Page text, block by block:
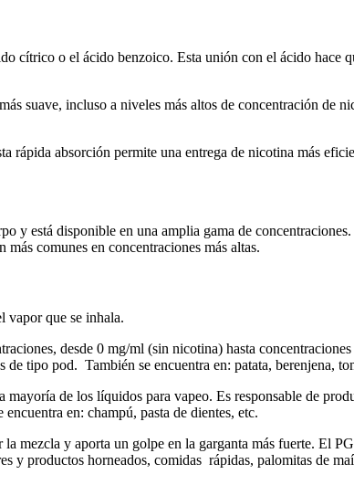
cítrico o el ácido benzoico. Esta unión con el ácido hace
suave, incluso a niveles más altos de concentración de
rápida absorción permite una entrega de nicotina más
y está disponible en una amplia gama de concentraciones.
comunes en concentraciones más altas.
vapor que se inhala.
desde 0 mg/ml (sin nicotina) hasta
de tipo pod. También se encuentra en: patata, berenjena,
de los líquidos para vapeo. Es responsable de
encuentra en: champú, pasta de dientes, etc.
mezcla y aporta un golpe en la garganta más fuerte. El
y productos horneados, comidas rápidas, palomitas de